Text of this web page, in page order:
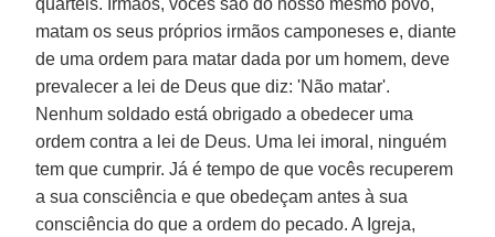
matam os seus próprios irmãos camponeses e, diante
de uma ordem para matar dada por um homem, deve
prevalecer a lei de Deus que diz: 'Não matar'.
Nenhum soldado está obrigado a obedecer uma
ordem contra a lei de Deus. Uma lei imoral, ninguém
tem que cumprir. Já é tempo de que vocês recuperem
a sua consciência e que obedeçam antes à sua
consciência do que a ordem do pecado. A Igreja,